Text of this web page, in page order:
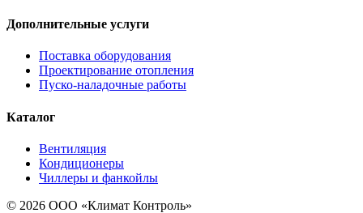
Дополнительные услуги
Поставка оборудования
Проектирование отопления
Пуско-наладочные работы
Каталог
Вентиляция
Кондиционеры
Чиллеры и фанкойлы
© 2026 ООО «Климат Контроль»